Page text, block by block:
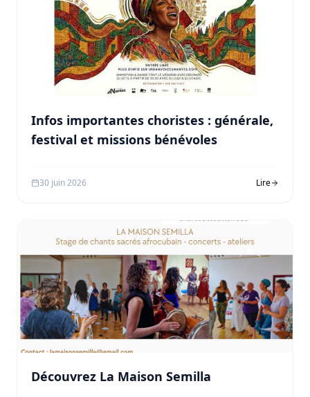
Infos importantes choristes : générale,
festival et missions bénévoles
30 juin 2026 Lire
Découvrez La Maison Semilla